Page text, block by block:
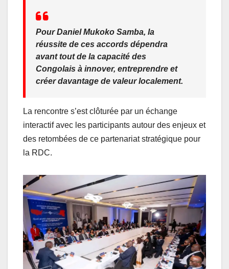
Pour Daniel Mukoko Samba, la
réussite de ces accords dépendra
avant tout de la capacité des
Congolais à innover, entreprendre et
créer davantage de valeur localement.
La rencontre s’est clôturée par un échange
interactif avec les participants autour des enjeux et
des retombées de ce partenariat stratégique pour
la RDC.